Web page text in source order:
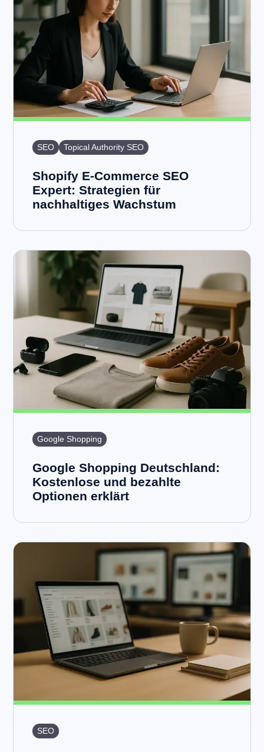
SEO Topical Authority SEO
Shopify E-Commerce SEO
Expert: Strategien für
nachhaltiges Wachstum
Google Shopping
Google Shopping Deutschland:
Kostenlose und bezahlte
Optionen erklärt
SEO